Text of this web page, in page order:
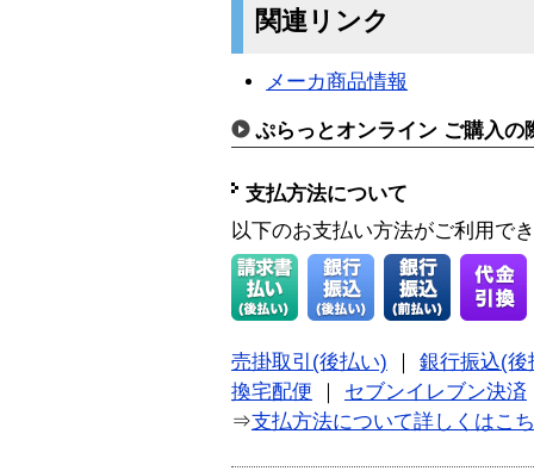
関連リンク
メーカ商品情報
ぷらっとオンライン ご購入の
支払方法について
以下のお支払い方法がご利用で
売掛取引(後払い)
銀行振込(後
換宅配便
セブンイレブン決済
⇒支払方法について詳しくはこ